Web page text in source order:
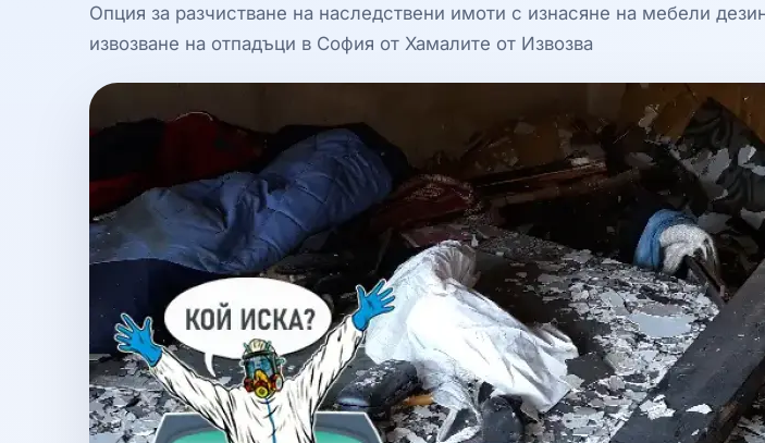
Опция за разчистване на наследствени имоти с изнасяне на мебели
извозване на отпадъци в София от Хамалите от Извозва